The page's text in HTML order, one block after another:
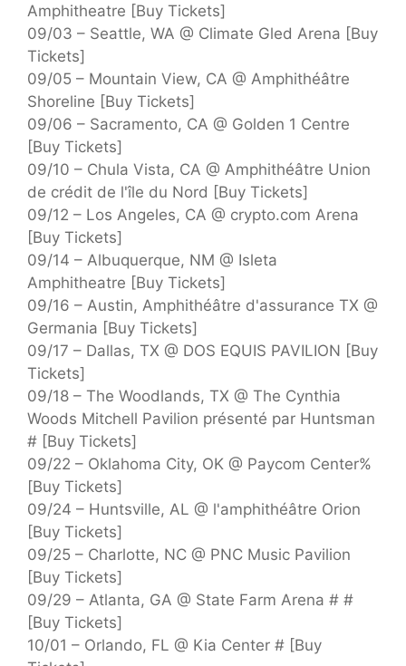
Amphitheatre [Buy Tickets]
09/03 – Seattle, WA @ Climate Gled Arena [Buy
Tickets]
09/05 – Mountain View, CA @ Amphithéâtre
Shoreline [Buy Tickets]
09/06 – Sacramento, CA @ Golden 1 Centre
[Buy Tickets]
09/10 – Chula Vista, CA @ Amphithéâtre Union
de crédit de l'île du Nord [Buy Tickets]
09/12 – Los Angeles, CA @ crypto.com Arena
[Buy Tickets]
09/14 – Albuquerque, NM @ Isleta
Amphitheatre [Buy Tickets]
09/16 – Austin, Amphithéâtre d'assurance TX @
Germania [Buy Tickets]
09/17 – Dallas, TX @ DOS EQUIS PAVILION [Buy
Tickets]
09/18 – The Woodlands, TX @ The Cynthia
Woods Mitchell Pavilion présenté par Huntsman
# [Buy Tickets]
09/22 – Oklahoma City, OK @ Paycom Center%
[Buy Tickets]
09/24 – Huntsville, AL @ l'amphithéâtre Orion
[Buy Tickets]
09/25 – Charlotte, NC @ PNC Music Pavilion
[Buy Tickets]
09/29 – Atlanta, GA @ State Farm Arena # #
[Buy Tickets]
10/01 – Orlando, FL @ Kia Center # [Buy